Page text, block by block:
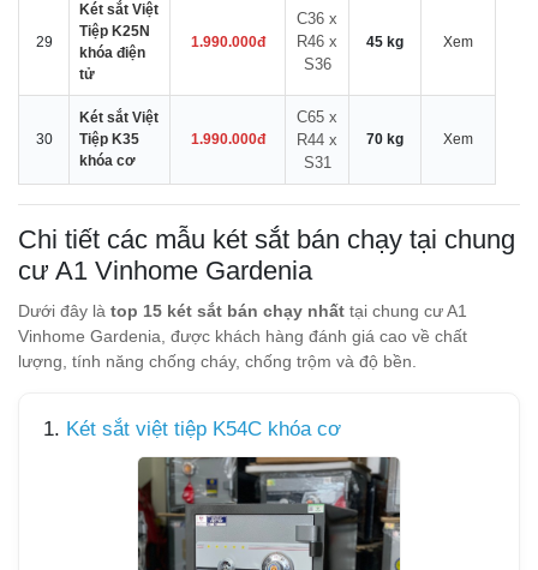
29
Két sắt Việt
Tiệp K25N
khóa điện
tử
1.990.000đ
C36 x
R46 x
S36
45 kg Xem
30
Két sắt Việt
Tiệp K35
khóa cơ
1.990.000đ
C65 x
R44 x
S31
70 kg Xem
Chi tiết các mẫu két sắt bán chạy tại chung
cư A1 Vinhome Gardenia
Dưới đây là top 15 két sắt bán chạy nhất tại chung cư A1
Vinhome Gardenia, được khách hàng đánh giá cao về chất
lượng, tính năng chống cháy, chống trộm và độ bền.
1. Két sắt việt tiệp K54C khóa cơ